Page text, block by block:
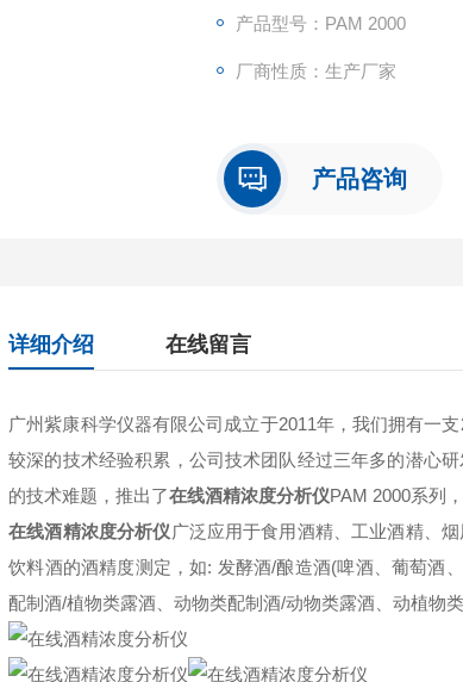
产品型号：PAM 2000
厂商性质：生产厂家
产品咨询
详细介绍 在线留言
广州紫康科学仪器有限公司成立于2011年，我们拥有一
较深的技术经验积累，公司技术团队经过三年多的潜心
的技术难题，推出了在线酒精浓度分析仪PAM 2000系列
在线酒精浓度分析仪 广泛应用于食用酒精、工业酒精、
饮料酒的酒精度测定，如: 发酵酒/酿造酒(啤酒、葡萄酒
配制酒/植物类露酒、动物类配制酒/动物类露酒、动植物